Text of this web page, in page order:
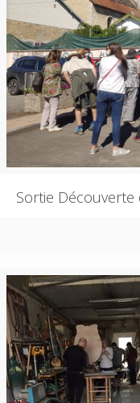
Sortie Découverte